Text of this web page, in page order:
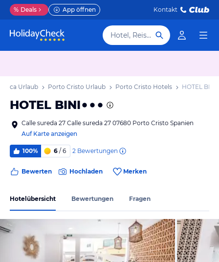
% Deals App öffnen Kontakt
Hotel, Reiseziel
Urlaub Porto Cristo Urlaub Porto Cristo Hotels HOTEL BINI
HOTEL BINI
Calle sureda 27 Calle sureda 27 07680 Porto Cristo Spanien
Auf Karte anzeigen
100% 6 / 6 2 Bewertungen
Bewerten Hochladen Merken
Hotelübersicht Bewertungen Fragen